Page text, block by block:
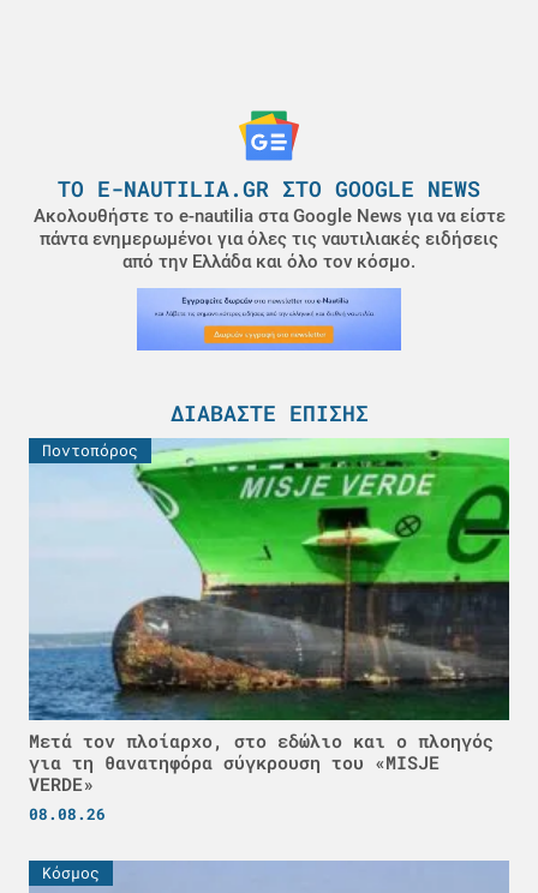
ΤΟ E-NAUTILIA.GR ΣΤΟ GOOGLE NEWS
Ακολουθήστε το e-nautilia στα Google News για να είστε
πάντα ενημερωμένοι για όλες τις ναυτιλιακές ειδήσεις
από την Ελλάδα και όλο τον κόσμο.
ΔΙΑΒΆΣΤΕ ΕΠΊΣΗΣ
Ποντοπόρος
Μετά τον πλοίαρχο, στο εδώλιο και ο πλοηγός
για τη θανατηφόρα σύγκρουση του «MISJE
VERDE»
08.08.26
Κόσμος